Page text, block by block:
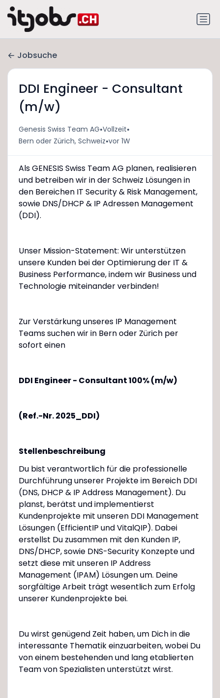
Jobsuche
DDI Engineer - Consultant
(m/w)
Genesis Swiss Team AG•Vollzeit•
Bern oder Zürich, Schweiz•vor 1W
Als GENESIS Swiss Team AG planen, realisieren
und betreiben wir in der Schweiz Lösungen in
den Bereichen IT Security & Risk Management,
sowie DNS/DHCP & IP Adressen Management
(DDI).
Unser Mission-Statement: Wir unterstützen
unsere Kunden bei der Optimierung der IT &
Business Performance, indem wir Business und
Technologie miteinander verbinden!
Zur Verstärkung unseres IP Management
Teams suchen wir in Bern oder Zürich per
sofort einen
DDI Engineer - Consultant 100% (m/w)
(Ref.-Nr. 2025_DDI)
Stellenbeschreibung
Du bist verantwortlich für die professionelle
Durchführung unserer Projekte im Bereich DDI
(DNS, DHCP & IP Address Management). Du
planst, berätst und implementierst
Kundenprojekte mit unseren DDI Management
Lösungen (EfficientIP und VitalQIP). Dabei
erstellst Du zusammen mit den Kunden IP,
DNS/DHCP, sowie DNS-Security Konzepte und
setzt diese mit unseren IP Address
Management (IPAM) Lösungen um. Deine
sorgfältige Arbeit trägt wesentlich zum Erfolg
unserer Kundenprojekte bei.
Du wirst genügend Zeit haben, um Dich in die
interessante Thematik einzuarbeiten, wobei Du
von einem bestehenden und lang etablierten
Team von Spezialisten unterstützt wirst.